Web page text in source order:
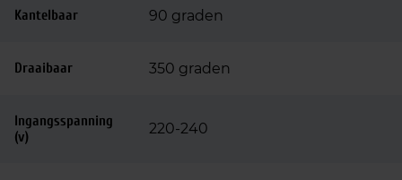
Kantelbaar 90 graden
Draaibaar 350 graden
Ingangsspanning
(v)
220-240